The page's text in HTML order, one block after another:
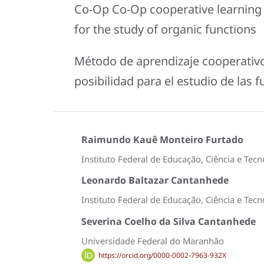
Co-Op Co-Op cooperative
for the study of organic functions
Método de aprendizaje
posibilidad para el estudio de las
Raimundo Kauê Monteiro Furtado
Instituto Federal de Educação, Ciência e
Leonardo Baltazar Cantanhede
Instituto Federal de Educação, Ciência e
Severina Coelho da Silva Cantanhede
Universidade Federal do Maranhão
https://orcid.org/0000-0002-7963-932X